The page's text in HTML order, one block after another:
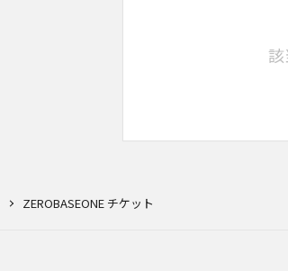
ZEROBASEONE チケット